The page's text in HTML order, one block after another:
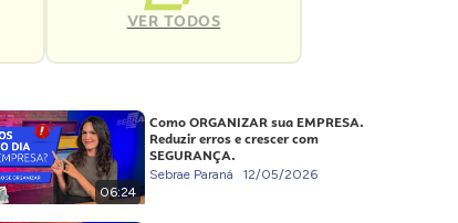
VER TODOS
06:24
Como ORGANIZAR sua EMPRESA.
Reduzir erros e crescer com
SEGURANÇA.
Sebrae Paraná 12/05/2026